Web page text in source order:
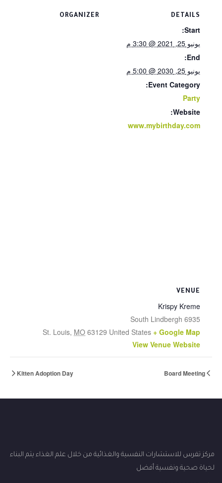
DETAILS
Start:
يونيو 25, 2021 @ 3:30 م
End:
يونيو 25, 2030 @ 5:00 م
Event Category:
Party
Website:
www.mybirthday.com
ORGANIZER
VENUE
Krispy Kreme
6935 South Lindbergh
St. Louis, MO 63129 United States + Google Map
View Venue Website
Kitten Adoption Day
مركز تفرس للاستشارات النفسية والغذائية من خلال علم الغذاء يتم البناء
لحياة صحية ونفسية أفضل